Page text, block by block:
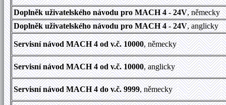
Doplněk uživatelského návodu pro MACH 4 - 24V, německy
Doplněk uživatelského návodu pro MACH 4 - 24V, anglicky
Servisní návod MACH 4 od v.č. 10000, německy
Servisní návod MACH 4 od v.č. 10000, anglicky
Servisní návod MACH 4 do v.č. 9999, německy